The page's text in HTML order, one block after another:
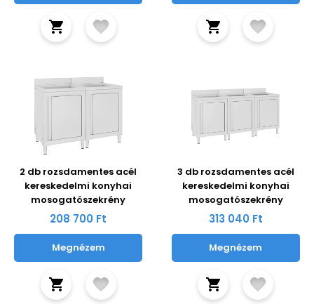
2 db rozsdamentes acél
kereskedelmi konyhai
mosogatószekrény
208 700 Ft
Megnézem
3 db rozsdamentes acél
kereskedelmi konyhai
mosogatószekrény
313 040 Ft
Megnézem